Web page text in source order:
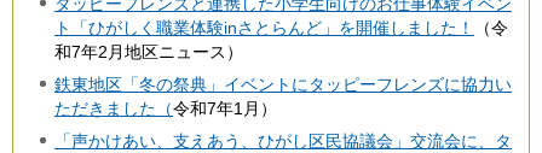
ト「ひがしく職業体験inさとらんど」を開催しました！
（令
和7年2月地区ニュース）
鉄東地区「冬の祭典」イベントにタッピーフレンズに協力い
ただきました（令和7年1月）
「声かけあい、支えあう、ひがし区民協議会」交流会に、タ